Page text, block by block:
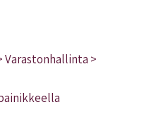
Varastonhallinta >